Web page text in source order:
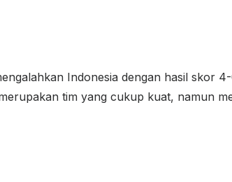
Indonesia dengan hasil skor
tim yang cukup kuat, namun